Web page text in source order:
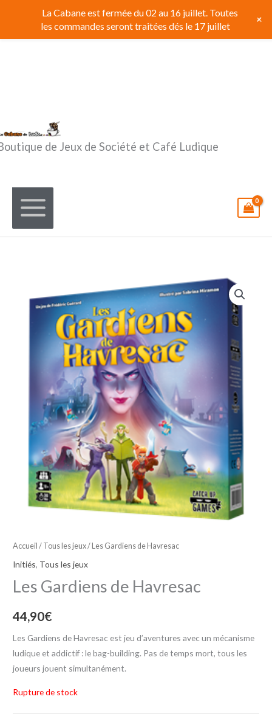
contenu
de Jeux de Société et Café Ludique
Accueil / Tous les jeux/ Les Gardiens de Havresac
Initiés, Tous les jeux
Les Gardiens de Havresac
44,90€
Les Gardiens de Havresac est jeu d’aventures avec un mécanisme
ludique et addictif : le bag-building. Pas de temps mort, tous les
joueurs jouent simultanément.
Rupture de stock
La Cabane est fermée du 02 au 16 juillet. Toutes
les commandes seront traitées dés le 17 juillet
+